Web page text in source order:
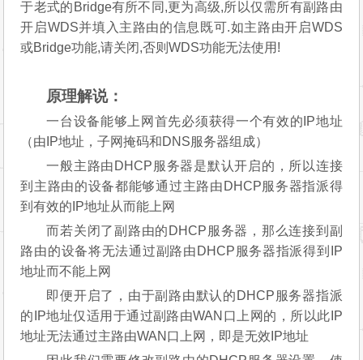
如需配置更多的路由器,其余路由器的设置如同此,仅
需改变LAN口地址即可再次声明一下,由于新的WDS功能
于老式的Bridge有所不同,更为高级,所以仅需所有副路由
开启WDS并填入主路由的信息既可.如主路由开启WDS
或Bridge功能,请关闭,否则WDS功能无法使用!
原理解说：
一台设备能够上网首先必须获得一个有效的IP地址
（由IP地址，子网掩码和DNS服务器组成）